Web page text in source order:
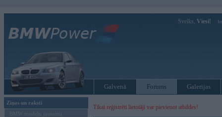
Sveiks, Viesi!
Galvenā Forums Galerijas
Ziņas un raksti
BMW modeļu jaunumi
Tikai reģistrēti lietotāji var pievienot atbildes!